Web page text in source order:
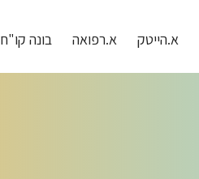
א.הייטק א.רפואה בונה קו"ח